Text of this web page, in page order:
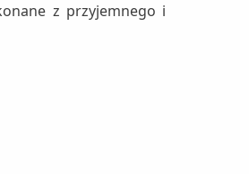
z przyjemnego i